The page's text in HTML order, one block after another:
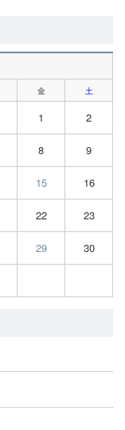
金 土
1 2
8 9
15 16
22 23
29 30